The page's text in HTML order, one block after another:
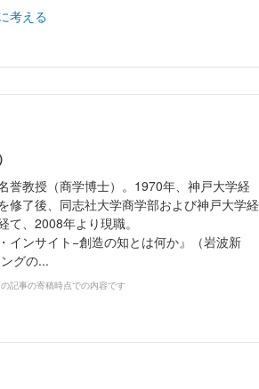
考える
誉教授（商学博士）。1970年、神戸大学経
修了後、同志社大学商学部および神戸大学経
、2008年より現職。
インサイト−創造の知とは何か』（岩波新
グの...
記事の寄稿時点での内容です